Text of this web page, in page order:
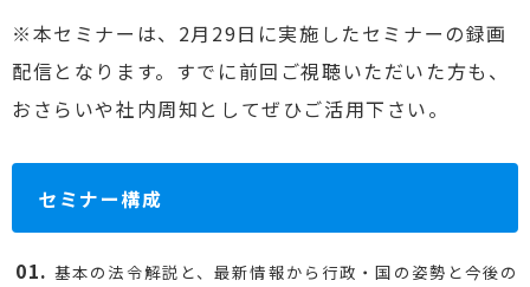
※本セミナーは、2月29日に実施したセミナーの録画
配信となります。すでに前回ご視聴いただいた方も、
おさらいや社内周知としてぜひご活用下さい。
セミナー構成
基本の法令解説と、最新情報から行政・国の姿勢と今後の